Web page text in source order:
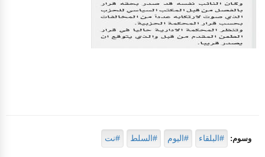
وسوم: #البلقاء #اليوم #السلط #نت